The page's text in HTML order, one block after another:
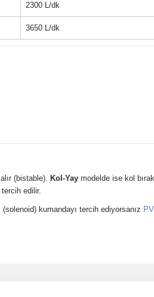
2300 L/dk
3650 L/dk
(bistable). Kol-Yay modelde ise kol
edilir.
kumandayı tercih ediyorsanız